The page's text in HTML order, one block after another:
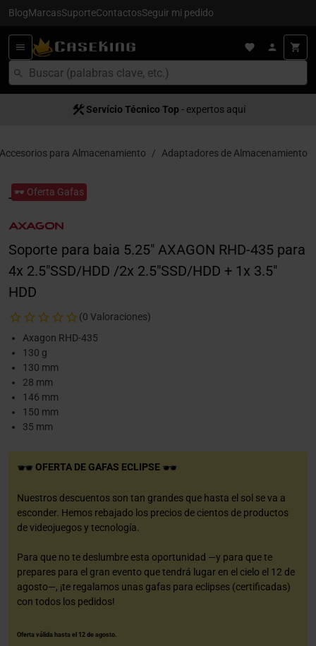
BlogMarcasSuporteContactosSeguir mi pedido
Servício Técnico Top - expertos aquí
Accesorios para Almacenamiento Adaptadores de Almacenamiento
🕶️ Oferta Gafas
Soporte para baia 5.25" AXAGON RHD-435 para
4x 2.5"SSD/HDD /2x 2.5"SSD/HDD + 1x 3.5"
HDD
(0 Valoraciones)
Axagon RHD-435
130 g
130 mm
28 mm
146 mm
150 mm
35 mm
OFERTA DE GAFAS ECLIPSE
Nuestros descuentos son tan grandes que hasta el sol se va a
esconder. Hemos rebajado los precios de cientos de productos
de videojuegos y tecnología.
Para que no te deslumbre esta oportunidad —y para que te
prepares para el gran evento que tendrá lugar en el cielo el 12 de
agosto—, ¡te regalamos unas gafas para eclipses (certificadas)
con todos los pedidos!
Oferta válida hasta el 12 de agosto.